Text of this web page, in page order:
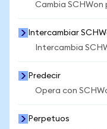
Cambia
Intercambiar
Intercambia
Predecir
Opera con
Perpetuos